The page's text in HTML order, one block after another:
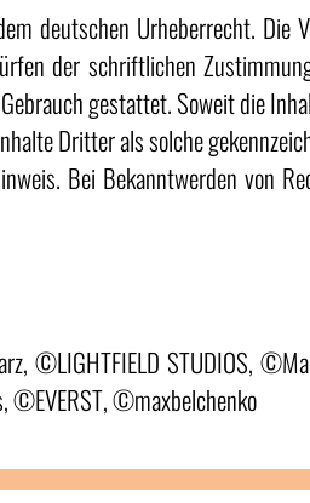
deutschen Urheberrecht. Die
der schriftlichen
gestattet. Soweit die
Dritter als solche
Bei Bekanntwerden von
©LIGHTFIELD STUDIOS,
©maxbelchenko